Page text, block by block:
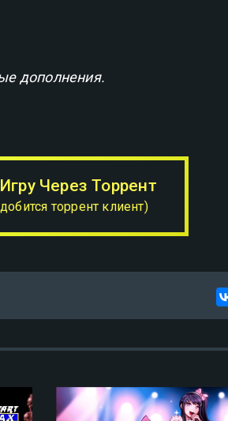
дополнения.
Через Торрент
торрент клиент)